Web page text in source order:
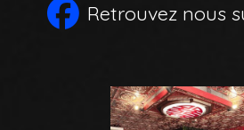
Retrouvez nous